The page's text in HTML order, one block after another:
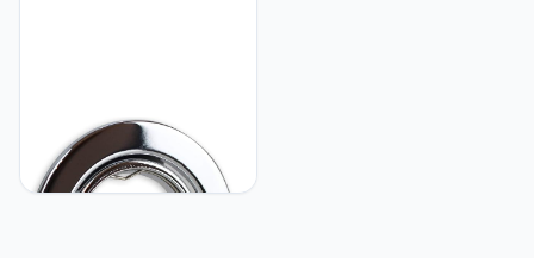
Vonhoff Inbouwspot frame
chroom rond zwenkbaar -
inbouwframe voor GU10